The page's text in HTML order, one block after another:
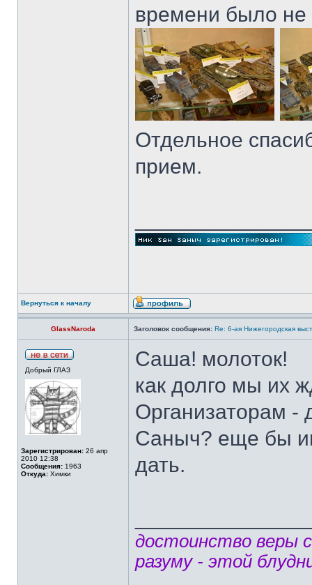
времени было не
Отдельное
прием.
Вернуться к началу
GlassNaroda Заголовок сообщения: Re: 6-ая Нижегородская
Добрый ГЛАЗ
Зарегистрирован: 26 апр
2010 12:38
Сообщения: 1963
Откуда: Химки
Саша! молоток!
как долго мы их
Организаторам -
Саныч? еще бы
дать.
достоинство веры
разуму - этой